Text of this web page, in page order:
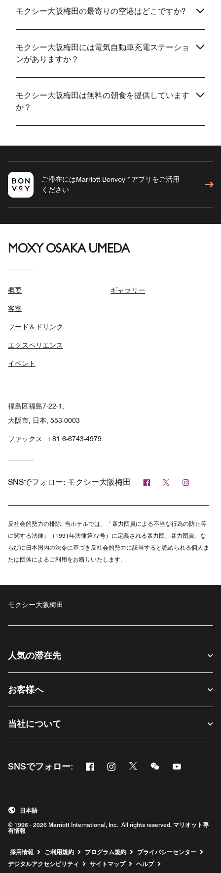
モクシー大阪梅田の最寄りの空港はどこですか?
モクシー大阪梅田には電気自動車充電ステーショ
ンがありますか？
モクシー大阪梅田は無料の朝食を提供しています
か？
ご滞在にはMarriott Bonvoy™アプリをご活用
ください
MOXY OSAKA UMEDA
概要
客室
フード＆ドリンク
エクスペリエンス
イベント
ギャラリー
福島区福島7-22-1,
大阪市, 日本, 553-0003
ファックス: +81 6-6743-4979
SNSでフォロー: モクシー大阪梅田 Facebook
Twitter
反社会的勢力の排除: 当ホテルでは、「暴力団員による不当な行為の防止等
に関する法律」（1991年法律第77号）に定義される暴力団、暴力団員、な
らびに日本国内の法令に基づき反社会的勢力に該当すると認められる個人ま
たは団体によるご利用をお断りいたします。
モクシー大阪梅田
人気の滞在先
お客様へ
当社について
SNSでフォロー: Facebook
新しいウィンドウで開く
Instagram
新しいウィンドウで開く
Twitter
新しいウィンドウで開く
Messenger
新しいウィンドウ
新しいウィ
© 1996 - 2026 Marriott International, Inc. All rights reserved. マリオット専
有情報
日本語
採用情報 新しいウィンドウで開く
ご利用規約 プログラム規約
プライバシーセンター
デジタルアクセシビリティ
サイトマップ ヘルプ